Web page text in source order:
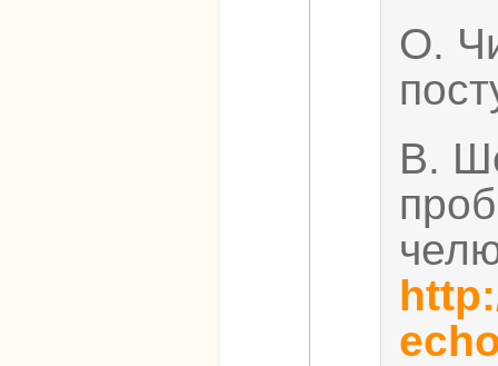
О.
В.